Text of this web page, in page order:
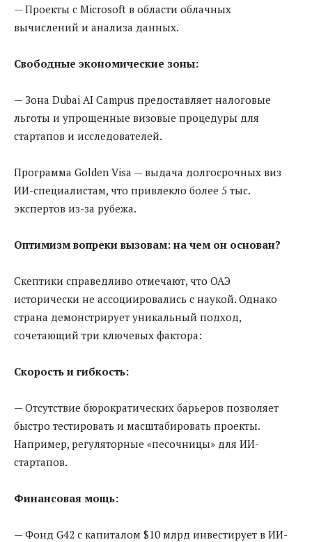
— Проекты с Microsoft в области облачных
вычислений и анализа данных.
Свободные экономические зоны:
— Зона Dubai AI Campus предоставляет налоговые
льготы и упрощенные визовые процедуры для
стартапов и исследователей.
Программа Golden Visa — выдача долгосрочных виз
ИИ-специалистам, что привлекло более 5 тыс.
экспертов из-за рубежа.
Оптимизм вопреки вызовам: на чем он основан?
Скептики справедливо отмечают, что ОАЭ
исторически не ассоциировались с наукой. Однако
страна демонстрирует уникальный подход,
сочетающий три ключевых фактора:
Скорость и гибкость:
— Отсутствие бюрократических барьеров позволяет
быстро тестировать и масштабировать проекты.
Например, регуляторные «песочницы» для ИИ-
стартапов.
Финансовая мощь:
— Фонд G42 с капиталом $10 млрд инвестирует в ИИ-